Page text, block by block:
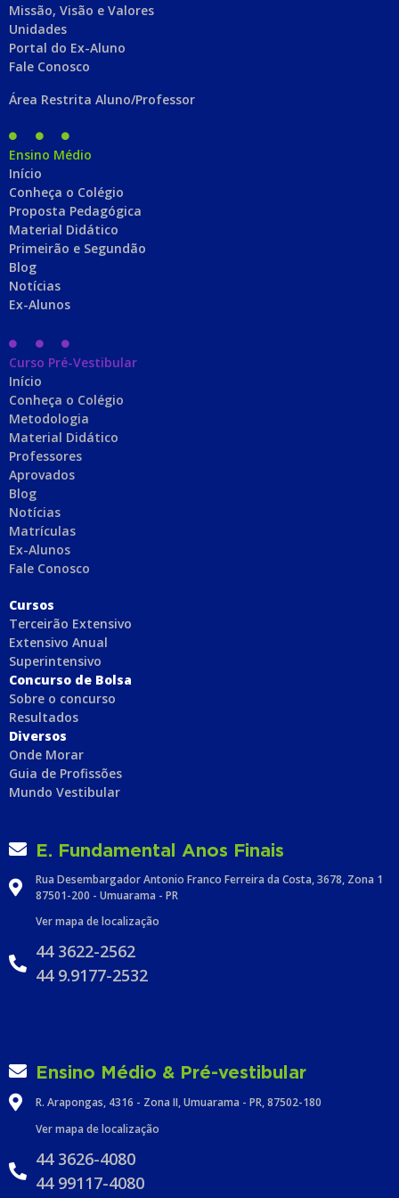
Missão, Visão e Valores
Unidades
Portal do Ex-Aluno
Fale Conosco
Área Restrita Aluno/Professor
Ensino Médio
Início
Conheça o Colégio
Proposta Pedagógica
Material Didático
Primeirão e Segundão
Blog
Notícias
Ex-Alunos
Curso Pré-Vestibular
Início
Conheça o Colégio
Metodologia
Material Didático
Professores
Aprovados
Blog
Notícias
Matrículas
Ex-Alunos
Fale Conosco
Cursos
Terceirão Extensivo
Extensivo Anual
Superintensivo
Concurso de Bolsa
Sobre o concurso
Resultados
Diversos
Onde Morar
Guia de Profissões
Mundo Vestibular
E. Fundamental Anos Finais
Rua Desembargador Antonio Franco Ferreira da Costa, 3678, Zona 1
87501-200 - Umuarama - PR
Ver mapa de localização
44 3622-2562
44 9.9177-2532
Ensino Médio & Pré-vestibular
R. Arapongas, 4316 - Zona II, Umuarama - PR, 87502-180
Ver mapa de localização
44 3626-4080
44 99117-4080